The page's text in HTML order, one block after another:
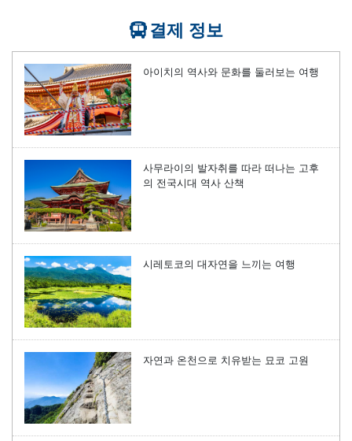
결제 정보
아이치의 역사와 문화를 둘러보는 여행
사무라이의 발자취를 따라 떠나는 고후
의 전국시대 역사 산책
시레토코의 대자연을 느끼는 여행
자연과 온천으로 치유받는 묘코 고원